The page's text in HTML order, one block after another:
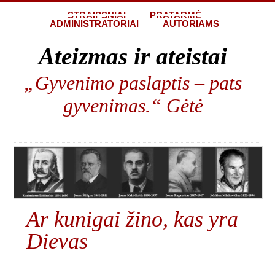
STRAIPSNIAI
PRATARMĖ
ADMINISTRATORIAI
AUTORIAMS
Ateizmas ir ateistai
„Gyvenimo paslaptis – pats
gyvenimas.“ Gėtė
Ar kunigai žino, kas yra
Dievas